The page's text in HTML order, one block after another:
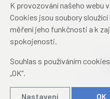
konferenční centrum
K provozování našeho webu
Cookies jsou soubory
měření jeho funkčnosti a k
spokojenosti.
Souhlas s používáním
„OK“.
Nastavení OK